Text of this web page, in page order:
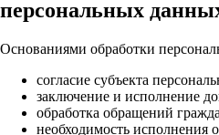
персональных
Основаниями обработки
согласие субъекта
заключение и исполнение
обработка обращений
необходимость исполнения